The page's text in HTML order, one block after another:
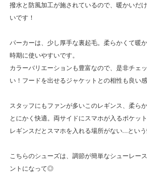
撥水と防風加工が施されているので、暖かいだ
いです！
パーカーは、少し厚手な裏起毛。柔らかくて暖
時期に使いやすいです。
カラーバリエーションも豊富なので、是非チェ
い！フードを出せるジャケットとの相性も良い感
スタッフにもファンが多いこのレギンス、柔ら
とにかく快適。両サイドにスマホが入るポケッ
レギンスだとスマホを入れる場所がない…とい
こちらのシューズは、調節が簡単なシューレー
ントになって◎